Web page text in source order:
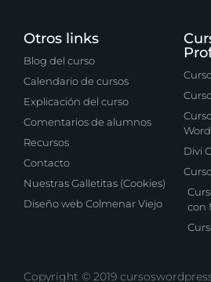
Otros links
Blog del curso
Calendario de cursos
Explicación del curso
Comentarios de alumnos
Recursos
Contacto
Nuestras Galletitas (Cookies)
Diseño web Colmenar Viejo
Divi
con
Copyright © 2019